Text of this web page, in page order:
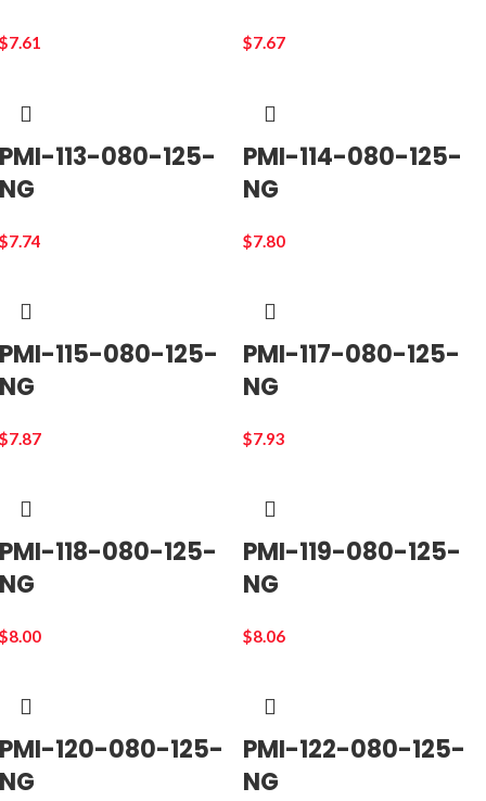
$7.61 $7.67
PMI-113-080-125-
NG
$7.74
PMI-114-080-125-
NG
$7.80
PMI-115-080-125-
NG
$7.87
PMI-117-080-125-
NG
$7.93
PMI-118-080-125-
NG
$8.00
PMI-119-080-125-
NG
$8.06
PMI-120-080-125-
NG
PMI-122-080-125-
NG